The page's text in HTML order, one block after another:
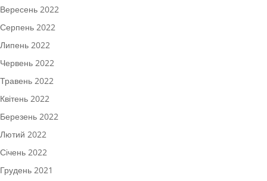
Вересень 2022
Серпень 2022
Липень 2022
Червень 2022
Травень 2022
Квітень 2022
Березень 2022
Лютий 2022
Січень 2022
Грудень 2021